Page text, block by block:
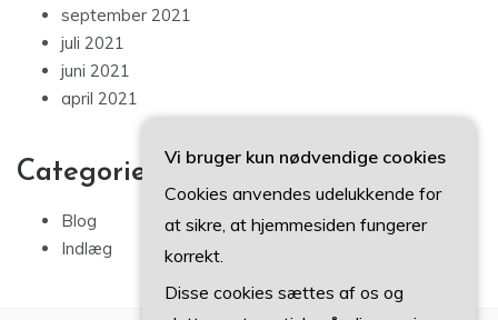
september 2021
juli 2021
juni 2021
april 2021
Categories
Blog
Indlæg
Vi bruger kun nødvendige cookies
Cookies anvendes udelukkende for
at sikre, at hjemmesiden fungerer
korrekt.
Disse cookies sættes af os og